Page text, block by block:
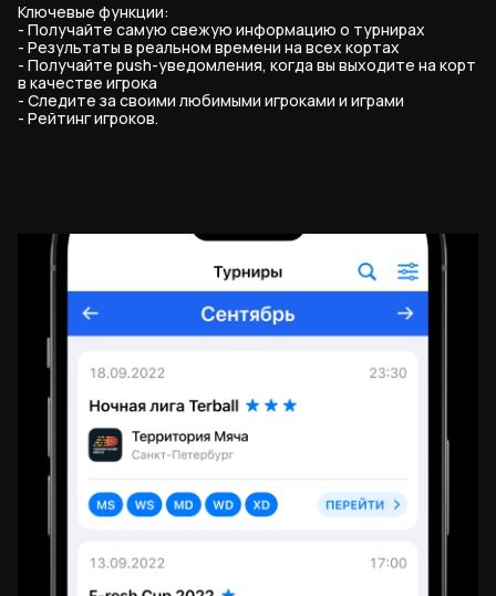
Ключевые функции:
- Получайте самую свежую информацию о турнирах
- Результаты в реальном времени на всех кортах
- Получайте push-уведомления, когда вы выходите на корт
в качестве игрока
- Следите за своими любимыми игроками и играми
- Рейтинг игроков.